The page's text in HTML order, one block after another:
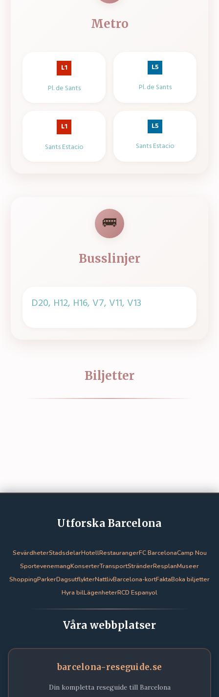
Metro
L1
Pl. de Sants
L5
Pl. de Sants
L1
Sants Estacio
L5
Sants Estacio
🚌
Busslinjer
D20, H12, H16, V7, V11, V13
Biljetter
Utforska Barcelona
SevärdheterStadsdelarHotellRestaurangerFC BarcelonaCamp Nou
SportevenemangKonserterTransportStränderResplanMuseer
ShoppingParkerDagsutflykterNattlivBarcelona-kortFaktaBoka biljetter
Hyra bilLägenheterRCD Espanyol
Våra webbplatser
barcelona-reseguide.se
Din kompletta reseguide till Barcelona